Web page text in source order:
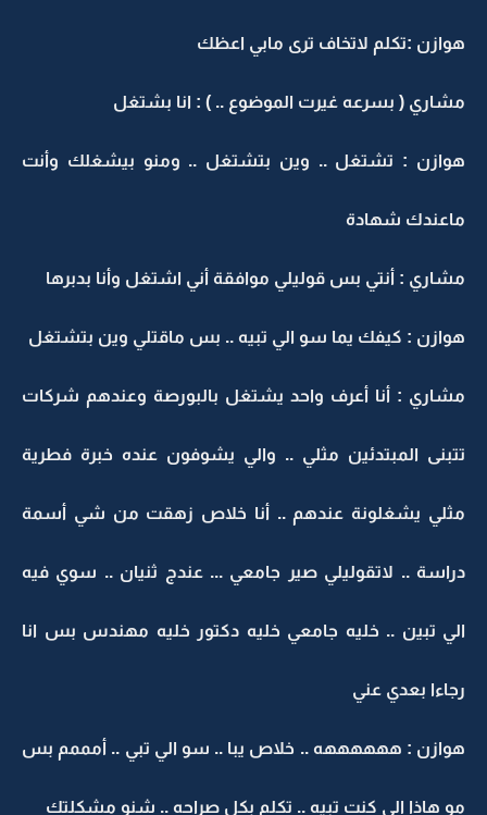
هوازن :تكلم لاتخاف ترى مابي اعظك
مشاري ( بسرعه غيرت الموضوع .. ) : انا بشتغل
هوازن : تشتغل .. وين بتشتغل .. ومنو بيشغلك وأنت
ماعندك شهادة
مشاري : أنتي بس قوليلي موافقة أني اشتغل وأنا بدبرها
هوازن : كيفك يما سو الي تبيه .. بس ماقتلي وين بتشتغل
مشاري : أنا أعرف واحد يشتغل بالبورصة وعندهم شركات
تتبنى المبتدئين مثلي .. والي يشوفون عنده خبرة فطرية
مثلي يشغلونة عندهم .. أنا خلاص زهقت من شي أسمة
دراسة .. لاتقوليلي صير جامعي ... عندج ثنيان .. سوي فيه
الي تبين .. خليه جامعي خليه دكتور خليه مهندس بس انا
رجاءا بعدي عني
هوازن : ههههههه .. خلاص يبا .. سو الي تبي .. أمممم بس
مو هاذا الي كنت تبيه .. تكلم بكل صراحه .. شنو مشكلتك